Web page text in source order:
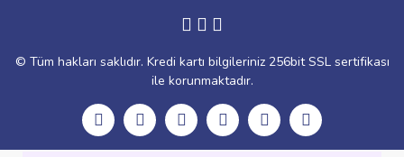
© Tüm hakları saklıdır. Kredi kartı bilgileriniz 256bit SSL sertifikası
ile korunmaktadır.